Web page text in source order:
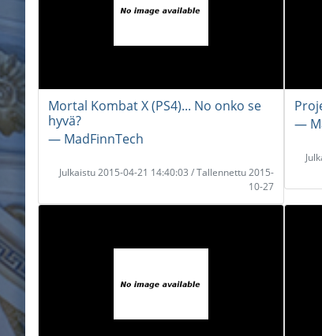
Mortal Kombat X (PS4)... No onko se
hyvä?
― MadFinnTech
Julkaistu 2015-04-21 14:40:03 / Tallennettu 2015-
10-27
―